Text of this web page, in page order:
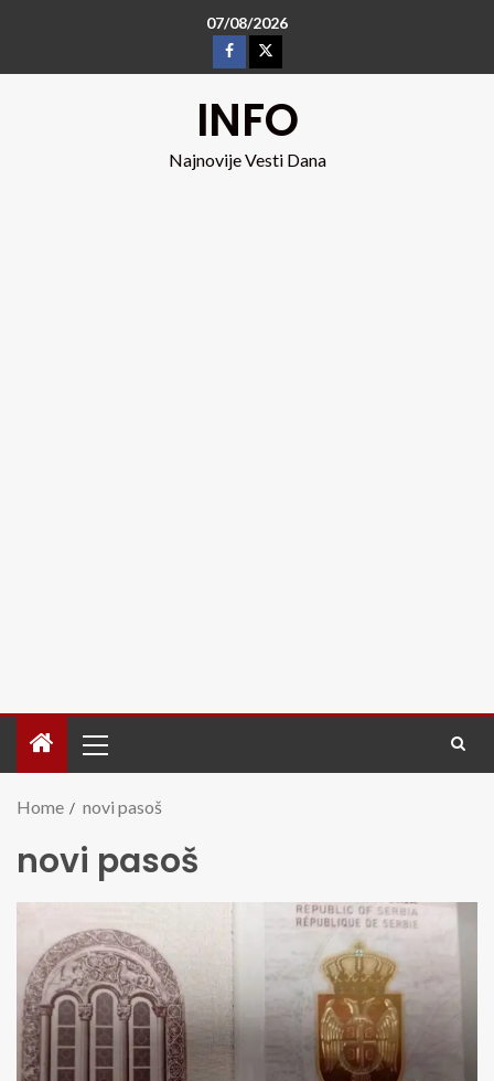
07/08/2026
INFO
Najnovije Vesti Dana
Home novi pasoš
novi pasoš